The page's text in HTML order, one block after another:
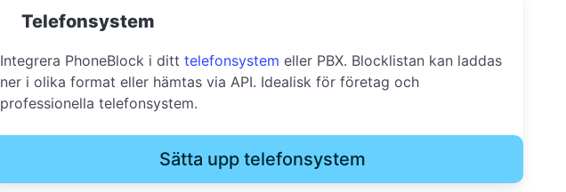
Telefonsystem
Integrera PhoneBlock i ditt telefonsystem eller PBX. Blocklistan kan laddas
ner i olika format eller hämtas via API. Idealisk för företag och
professionella telefonsystem.
Sätta upp telefonsystem